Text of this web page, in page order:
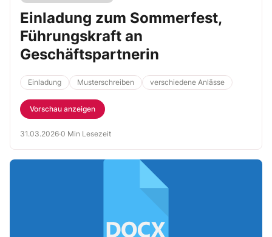
Einladung zum Sommerfest,
Führungskraft an
Geschäftspartnerin
Einladung Musterschreiben verschiedene Anlässe
Vorschau anzeigen
31.03.2026·0 Min Lesezeit